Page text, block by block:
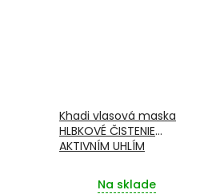
Khadi vlasová maska
HLBKOVÉ ČISTENIE
AKTIVNÍM UHLÍM
Na sklade